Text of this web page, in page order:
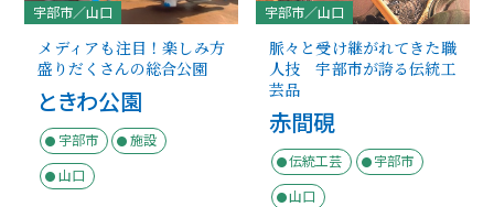
宇部市／山口
メディアも注目！楽しみ方
盛りだくさんの総合公園
ときわ公園
宇部市
施設
山口
宇部市／山口
脈々と受け継がれてきた職
人技 宇部市が誇る伝統工
芸品
赤間硯
伝統工芸
宇部市
山口